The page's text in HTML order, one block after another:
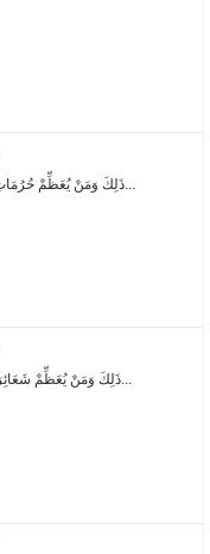
{ذَلِكَ وَمَنْ يُعَظِّمْ حُرُمَاتِ اللَّهِ فَهُوَ خَيْرٌ لَهُ عِنْدَ...
{ذَلِكَ وَمَنْ يُعَظِّمْ شَعَائِرَ اللَّهِ فَإِنَّهَا مِنْ تَقْوَى ا...